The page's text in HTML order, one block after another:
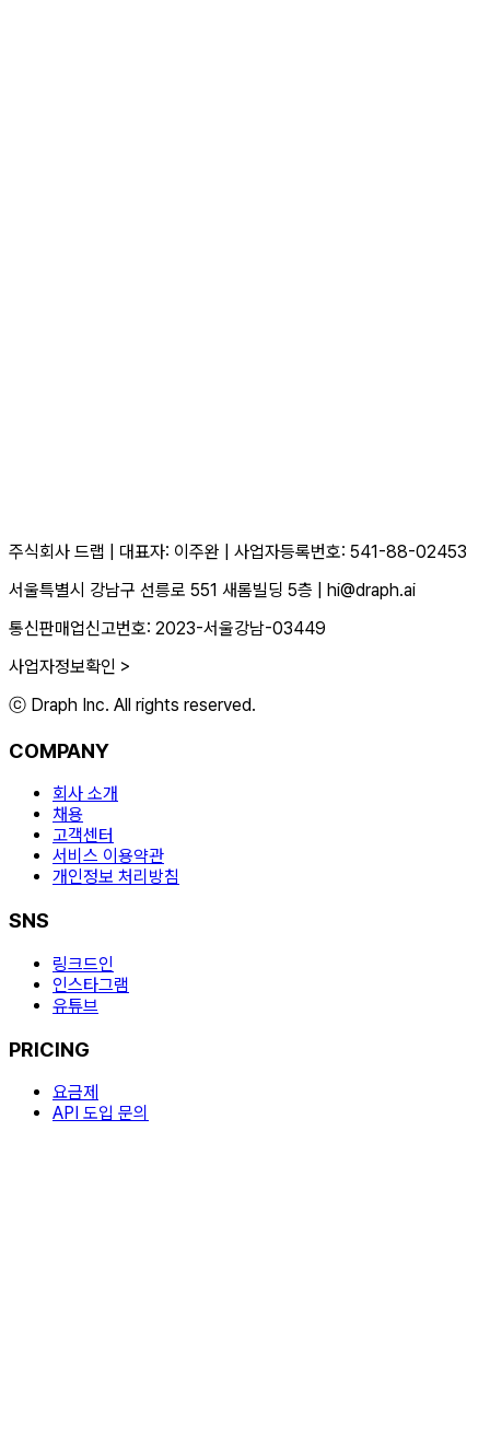
주식회사 드랩 대표자: 이주완
사업자등록번호: 541-88-02453
서울특별시 강남구 선릉로 551 새롬빌딩 5층
hi@draph.ai
통신판매업신고번호: 2023-서울강남-03449
사업자정보확인 >
ⓒ Draph Inc. All rights reserved.
COMPANY
회사 소개
채용
고객센터
서비스 이용약관
개인정보 처리방침
SNS
링크드인
인스타그램
유튜브
PRICING
요금제
API 도입 문의